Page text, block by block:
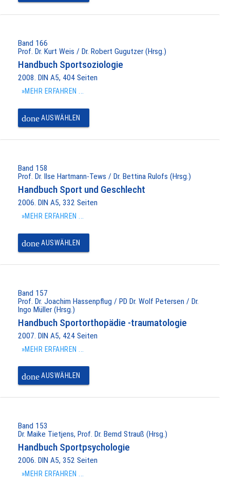
Band 166
Prof. Dr. Kurt Weis / Dr. Robert Gugutzer (Hrsg.)
Handbuch Sportsoziologie
2008. DIN A5, 404 Seiten
»MEHR ERFAHREN ...
doneAUSWÄHLEN
Band 158
Prof. Dr. Ilse Hartmann-Tews / Dr. Bettina Rulofs (Hrsg.)
Handbuch Sport und Geschlecht
2006. DIN A5, 332 Seiten
»MEHR ERFAHREN ...
doneAUSWÄHLEN
Band 157
Prof. Dr. Joachim Hassenpflug / PD Dr. Wolf Petersen / Dr.
Ingo Müller (Hrsg.)
Handbuch Sportorthopädie -traumatologie
2007. DIN A5, 424 Seiten
»MEHR ERFAHREN ...
doneAUSWÄHLEN
Band 153
Dr. Maike Tietjens, Prof. Dr. Bernd Strauß (Hrsg.)
Handbuch Sportpsychologie
2006. DIN A5, 352 Seiten
»MEHR ERFAHREN ...